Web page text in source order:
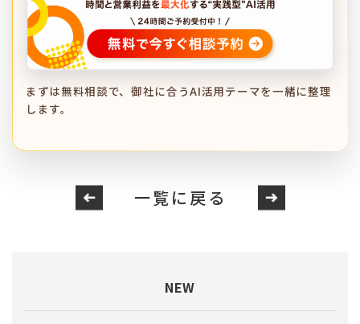
まずは無料相談で、御社に合うAI活用テーマを一緒に整理
します。
一覧に戻る
NEW